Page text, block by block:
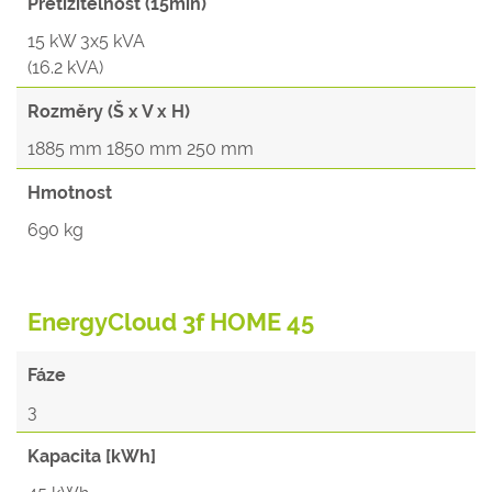
15 kW 3x5 kVA
(16.2 kVA)
Rozměry (Š x V x H)
1885 mm 1850 mm 250 mm
Hmotnost
690 kg
EnergyCloud 3f HOME 45
Fáze
3
Kapacita [kWh]